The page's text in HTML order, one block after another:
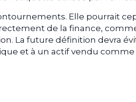
Elle pourrait
de la finance,
La future définition devra
et à un actif vendu